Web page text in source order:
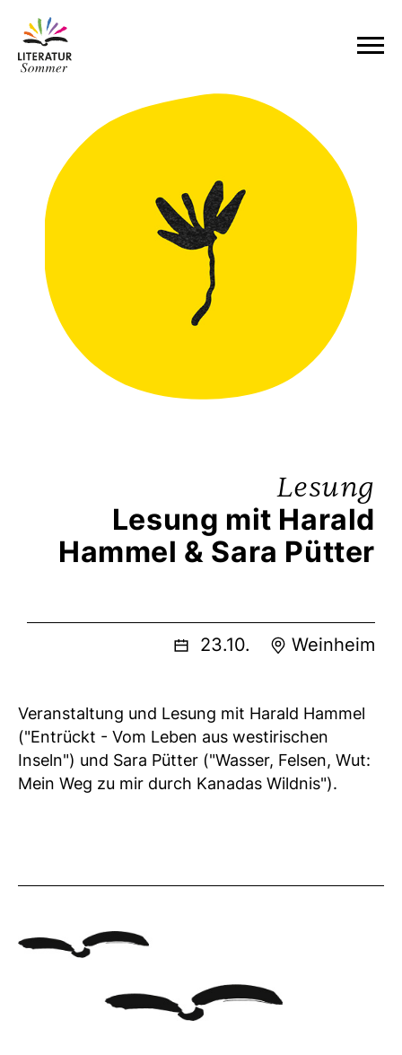
Zum Inhalt springen
Lesung
Lesung mit Harald
Hammel & Sara Pütter
23.10. Weinheim
Veranstaltung und Lesung mit Harald Hammel
("Entrückt - Vom Leben aus westirischen
Inseln") und Sara Pütter ("Wasser, Felsen, Wut:
Mein Weg zu mir durch Kanadas Wildnis").